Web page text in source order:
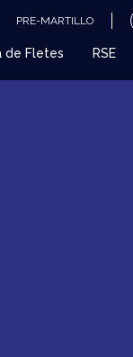
PRE-MARTILLO
de Fletes RSE